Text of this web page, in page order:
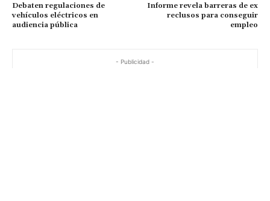
Debaten regulaciones de
vehículos eléctricos en
audiencia pública
Informe revela barreras de ex
reclusos para conseguir
empleo
- Publicidad -